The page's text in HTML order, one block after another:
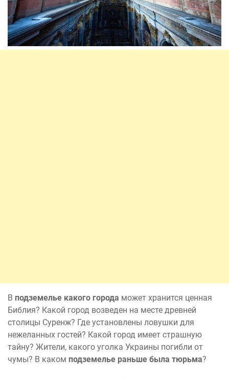
В подземелье какого города может хранится ценная
Библия? Какой город возведен на месте древней
столицы Суренж? Где установлены ловушки для
нежеланных гостей? Какой город имеет страшную
тайну? Жители, какого уголка Украины погибли от
чумы? В каком подземелье раньше была тюрьма?